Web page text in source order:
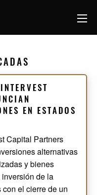
EN ESTADOS
Capital Partners
alternativas
y bienes
de la
el cierre de un